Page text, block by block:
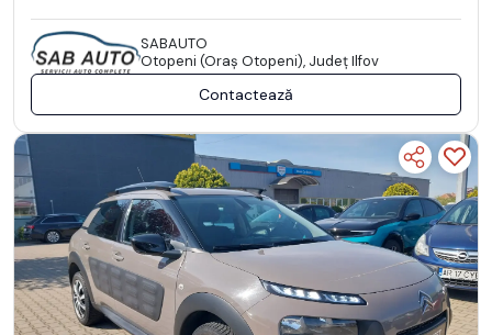
SABAUTO
Otopeni (Oraş Otopeni), Județ Ilfov
Contactează